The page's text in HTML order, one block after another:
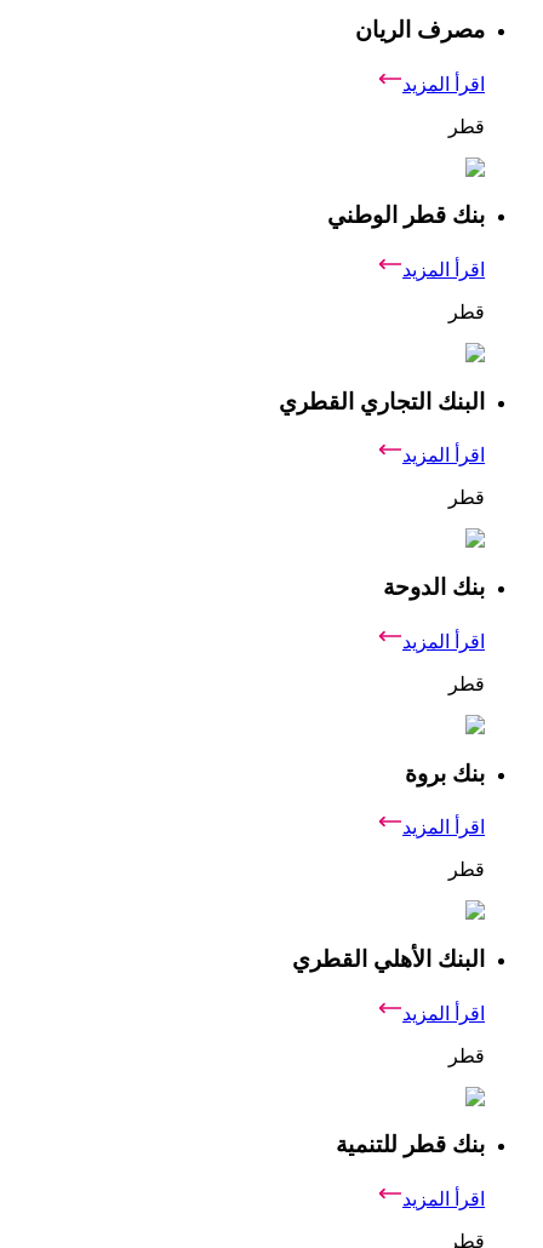
مصرف الريان
اقرأ المزيد
قطر
بنك قطر الوطني
اقرأ المزيد
قطر
البنك التجاري القطري
اقرأ المزيد
قطر
بنك الدوحة
اقرأ المزيد
قطر
بنك بروة
اقرأ المزيد
قطر
البنك الأهلي القطري
اقرأ المزيد
قطر
بنك قطر للتنمية
اقرأ المزيد
قطر